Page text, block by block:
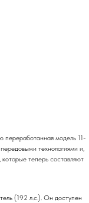
переработанная модель 11-
технологиями и,
теперь составляют
(192 л.с.). Он доступен